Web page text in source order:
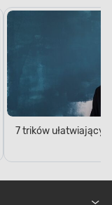
7 trików